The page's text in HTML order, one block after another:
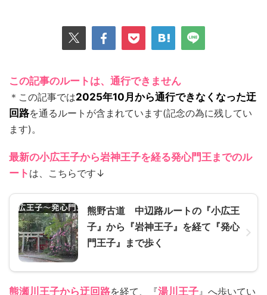
この記事のルートは、通行できません
＊この記事では2025年10月から通行できなくなった迂
回路を通るルートが含まれています(記念の為に残してい
ます)。
最新の小広王子から岩神王子を経る発心門王までのル
ート は、こちらです↓
熊野古道 中辺路ルートの『小広王
子』から『岩神王子』を経て『発心
門王子』まで歩く
熊瀬川王子から迂回路を経て、『湯川王子』へ歩いてい